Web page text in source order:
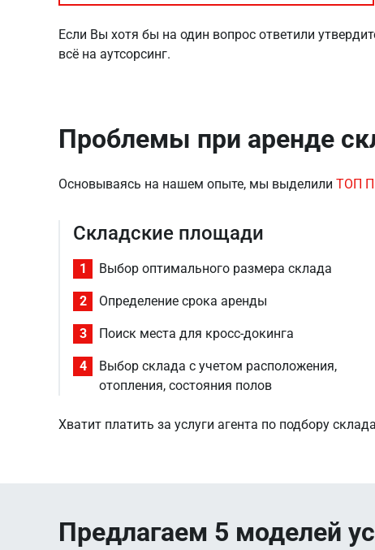
Если Вы хотя бы на один вопрос ответили
всё на аутсорсинг.
Проблемы при аренде
Основываясь на нашем опыте, мы выделили ТОП
Складские площади
1 Выбор оптимального размера склада
2 Определение срока аренды
3 Поиск места для кросс-докинга
4
Выбор склада с учетом расположения,
отопления, состояния полов
Хватит платить за услуги агента по подбору
Предлагаем 5 моделей